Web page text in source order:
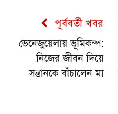
পূর্ববর্তী খবর
ভেনেজুয়েলায় ভূমিকম্প:
নিজের জীবন দিয়ে
সন্তানকে বাঁচালেন মা